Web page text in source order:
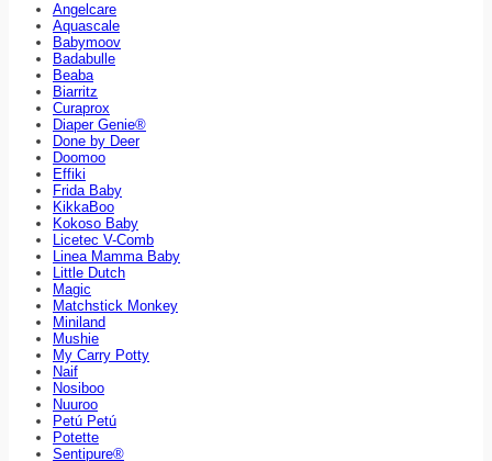
Angelcare
Aquascale
Babymoov
Badabulle
Beaba
Biarritz
Curaprox
Diaper Genie®
Done by Deer
Doomoo
Effiki
Frida Baby
KikkaBoo
Kokoso Baby
Licetec V-Comb
Linea Mamma Baby
Little Dutch
Magic
Matchstick Monkey
Miniland
Mushie
My Carry Potty
Naif
Nosiboo
Nuuroo
Petú Petú
Potette
Sentipure®